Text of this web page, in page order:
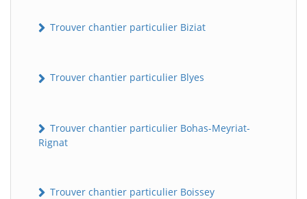
Trouver chantier particulier Biziat
Trouver chantier particulier Blyes
Trouver chantier particulier Bohas-Meyriat-
Rignat
Trouver chantier particulier Boissey